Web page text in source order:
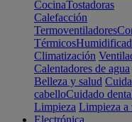
CocinaTostadoras
Calefacción
Termoventiladores
Térmicos
Climatización
Calentadores de agua
Belleza y salud
cabelloCuidado
Limpieza Limpieza a
Electrónica